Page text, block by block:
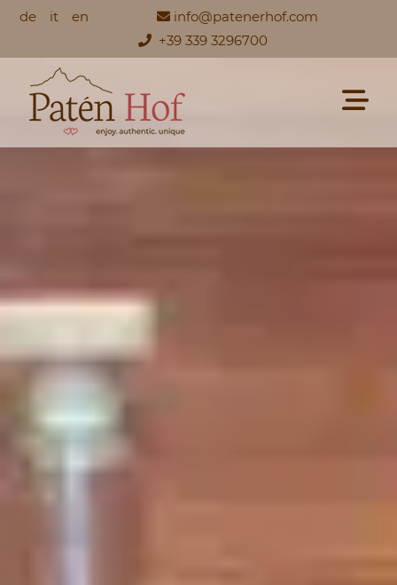
de it en
info@patenerhof.com
+39 339 3296700